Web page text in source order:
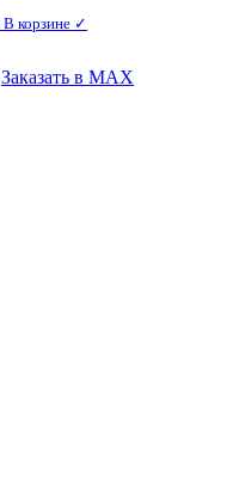
В корзине ✓
Заказать в MAX